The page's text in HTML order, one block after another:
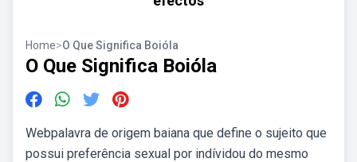
Home>O Que Significa Boióla
O Que Significa Boióla
Webpalavra de origem baiana que define o sujeito que
possui preferência sexual por indívidou do mesmo